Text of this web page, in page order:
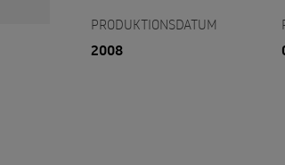
PRODUKTIONSDATUM
2008